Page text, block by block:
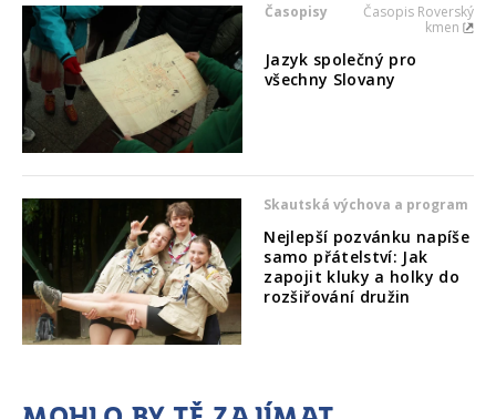
Časopisy
Časopis Roverský
kmen
Jazyk společný pro
všechny Slovany
Skautská výchova a program
Nejlepší pozvánku napíše
samo přátelství: Jak
zapojit kluky a holky do
rozšiřování družin